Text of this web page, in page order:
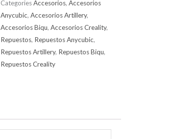
Categories Accesorios,Accesorios
Anycubic,Accesorios Artillery,
Accesorios Biqu,Accesorios Creality,
Repuestos, Repuestos Anycubic,
Repuestos Artillery, Repuestos Biqu,
Repuestos Creality